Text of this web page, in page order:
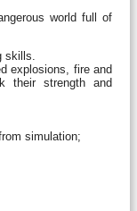
world full of
skills.
explosions, fire and
their strength and
simulation;